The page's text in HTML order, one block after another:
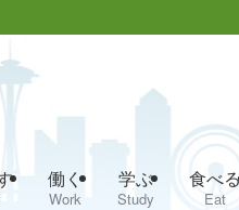
働く
Work
学ぶ
Study
食べ
Eat